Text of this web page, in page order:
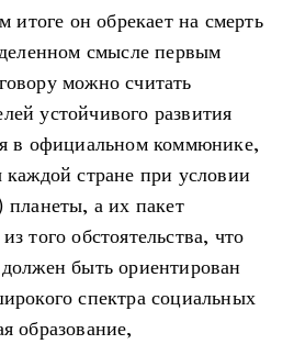
итоге он обрекает на смерть
смысле первым
можно считать
устойчивого развития
в официальном коммюнике,
стране при условии
а их пакет
того обстоятельства, что
быть ориентирован
спектра социальных
образование,